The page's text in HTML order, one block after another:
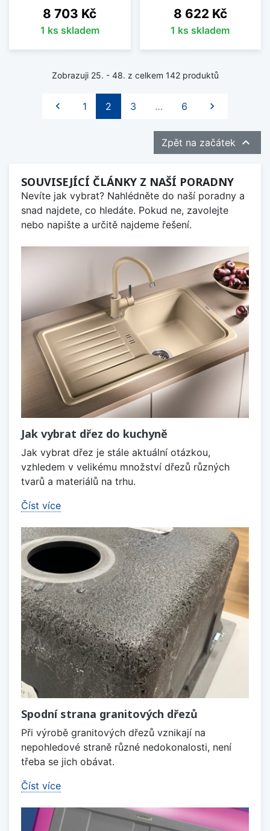
Cena
8 703 Kč
1 ks skladem
Cena
8 622 Kč
1 ks skladem
Zobrazuji 25. - 48. z celkem 142 produktů
Předchozí
 1 2 3 … 6 Další

Zpět na začátek 
SOUVISEJÍCÍ ČLÁNKY Z NAŠÍ PORADNY
Nevíte jak vybrat? Nahlédněte do naší poradny a
snad najdete, co hledáte. Pokud ne, zavolejte
nebo napište a určitě najdeme řešení.
Jak vybrat dřez do kuchyně
Jak vybrat dřez je stále aktuální otázkou,
vzhledem v velikému množství dřezů různých
tvarů a materiálů na trhu.
Číst více
Spodní strana granitových dřezů
Při výrobě granitových dřezů vznikají na
nepohledové straně různé nedokonalosti, není
třeba se jich obávat.
Číst více